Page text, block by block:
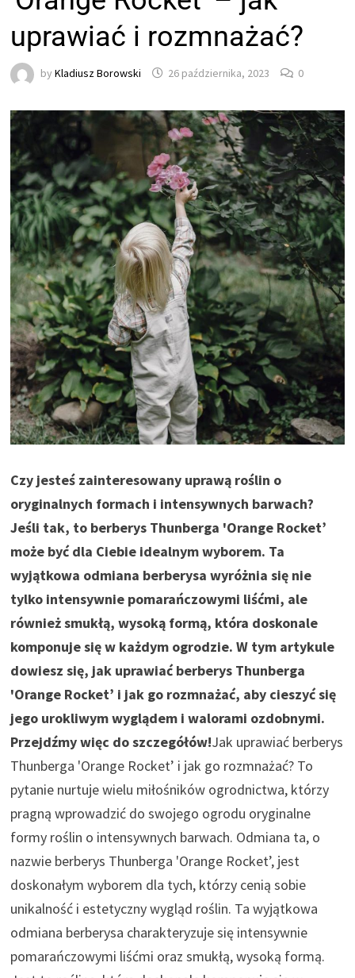
uprawiać i rozmnażać?
byKladiusz Borowski 26 października, 2023 0
Czy jesteś zainteresowany uprawą roślin o
oryginalnych formach i intensywnych barwach?
Jeśli tak, to berberys Thunberga 'Orange Rocket’
może być dla Ciebie idealnym wyborem. Ta
wyjątkowa odmiana berberysa wyróżnia się nie
tylko intensywnie pomarańczowymi liśćmi, ale
również smukłą, wysoką formą, która doskonale
komponuje się w każdym ogrodzie. W tym artykule
dowiesz się, jak uprawiać berberys Thunberga
'Orange Rocket’ i jak go rozmnażać, aby cieszyć się
jego urokliwym wyglądem i walorami ozdobnymi.
Przejdźmy więc do szczegółów!Jak uprawiać berberys
Thunberga 'Orange Rocket’ i jak go rozmnażać? To
pytanie nurtuje wielu miłośników ogrodnictwa, którzy
pragną wprowadzić do swojego ogrodu oryginalne
formy roślin o intensywnych barwach. Odmiana ta, o
nazwie berberys Thunberga 'Orange Rocket’, jest
doskonałym wyborem dla tych, którzy cenią sobie
unikalność i estetyczny wygląd roślin. Ta wyjątkowa
odmiana berberysa charakteryzuje się intensywnie
pomarańczowymi liśćmi oraz smukłą, wysoką formą.